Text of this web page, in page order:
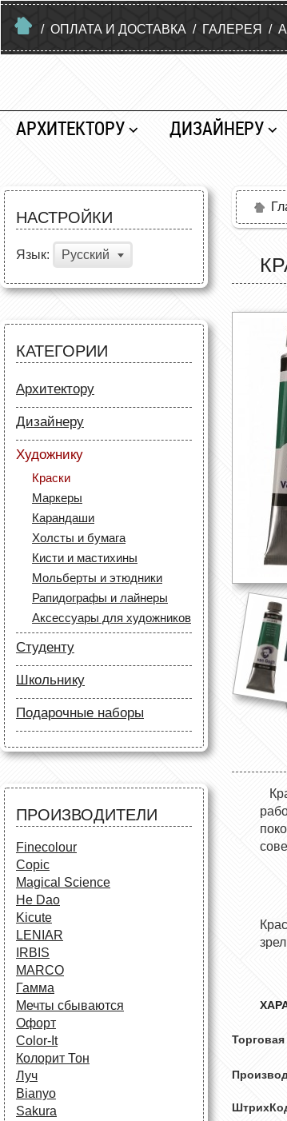
/ ОПЛАТА И ДОСТАВКА / ГАЛЕРЕЯ /
АРХИТЕКТОРУ ДИЗАЙНЕРУ
НАСТРОЙКИ
Язык: Русский
КАТЕГОРИИ
Архитектору
Бумага
Лайнеры
Маркеры
Карандаши
Аксессуары для
архитекторов
Дизайнеру
Бумага
Карандаши
Скетч маркеры
Лайнеры (рапидографы)
Аксессуары для дизайнеров
Художнику
Краски
Маркеры
Карандаши
Холсты и бумага
Кисти и мастихины
Мольберты и этюдники
Рапидографы и лайнеры
Аксессуары для художников
Студенту
Бумага
Лайнеры
Маркеры
Карандаши
Все для черчения
Школьнику
Бумага
Маркеры
Все для черчения
Все для творчества
Аксессуары для
школьников
Подарочные наборы
Карандаши
Краски и кисти
ПРОИЗВОДИТЕЛИ
Finecolour
Copic
Magical Science
He Dao
Kicute
LENIAR
IRBIS
MARCO
Гамма
Мечты сбываются
Офорт
Сolor-It
Колорит Тон
Луч
Bianyo
Sakura